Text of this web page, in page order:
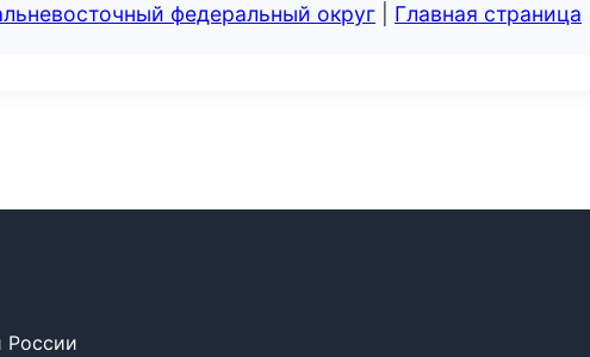
федеральный округ Главная страница
России